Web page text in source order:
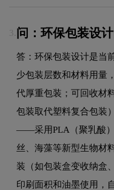
3. 问：环保包装设
答：环保包装设计是当
少包装层数和材料用量
代厚重包装；可回收
包装取代塑料复合包装
——采用PLA（聚乳酸）
丝、海藻等新型生物
装（如包装盒变收纳
印刷面积和油墨使用，